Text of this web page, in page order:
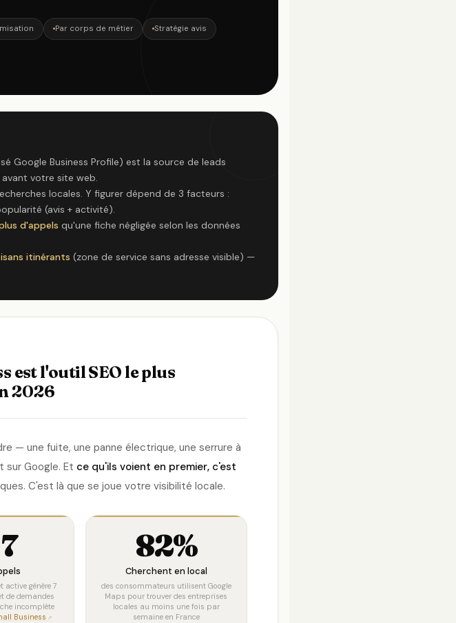
Par corps de métier Stratégie avis
Google Business Profile) est la source de leads
votre site web.
locales. Y figurer dépend de 3 facteurs :
(avis + activité).
d'appels qu'une fiche négligée selon les données
itinérants (zone de service sans adresse visible) —
est l'outil SEO le plus
2026
— une fuite, une panne électrique, une serrure à
sur Google. Et ce qu'ils voient en premier, c'est
C'est là que se joue votre visibilité locale.
active génère 7
de demandes
incomplète
Business
82%
Cherchent en local
des consommateurs utilisent Google
Maps pour trouver des entreprises
locales au moins une fois par
semaine en France